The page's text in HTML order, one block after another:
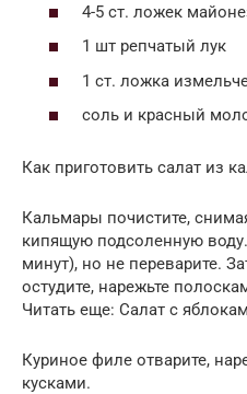
4-5 ст. ложек
1 шт репчатый лук
1 ст. ложка
соль и красный
Как приготовить салат из
Кальмары почистите,
кипящую подсоленную
минут), но не переварите.
остудите, нарежьте
Читать еще: Салат с
Куриное филе отварите,
кусками.